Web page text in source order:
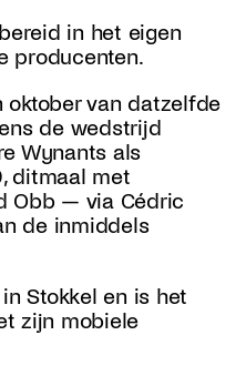
in het eigen
producenten.
oktober van datzelfde
de wedstrijd
Wynants als
ditmaal met
Obb — via Cédric
de inmiddels
Stokkel en is het
zijn mobiele